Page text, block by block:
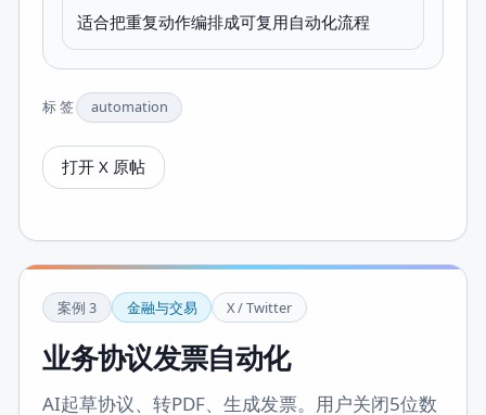
适合把重复动作编排成可复用自动化流程
标签 automation
打开 X 原帖
案例 3 金融与交易 X / Twitter
业务协议发票自动化
AI起草协议、转PDF、生成发票。用户关闭5位数